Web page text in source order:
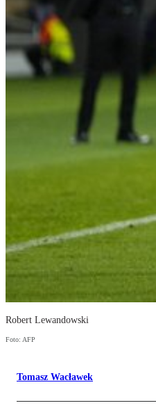
Robert Lewandowski
Foto: AFP
Tomasz Wacławek